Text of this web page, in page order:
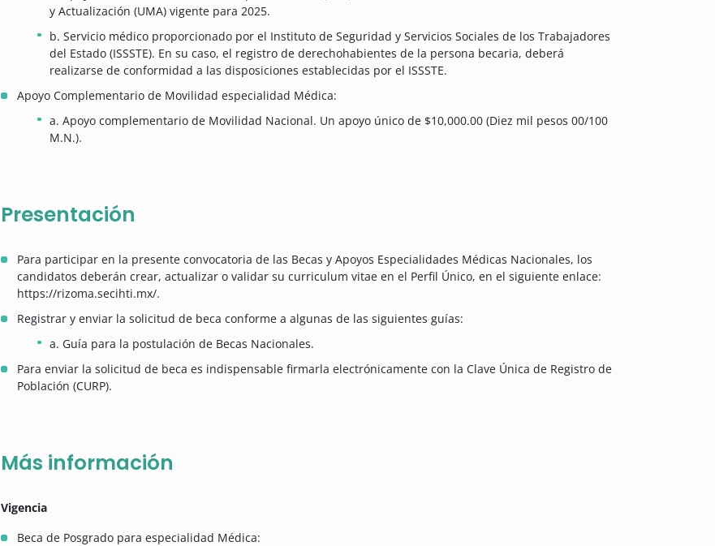
y Actualización (UMA) vigente para 2025.
b. Servicio médico proporcionado por el Instituto de Seguridad y Servicios Sociales de los Trabajadores
del Estado (ISSSTE). En su caso, el registro de derechohabientes de la persona becaria, deberá
realizarse de conformidad a las disposiciones establecidas por el ISSSTE.
Apoyo Complementario de Movilidad especialidad Médica:
a. Apoyo complementario de Movilidad Nacional. Un apoyo único de $10,000.00 (Diez mil pesos 00/100
M.N.).
Presentación
Para participar en la presente convocatoria de las Becas y Apoyos Especialidades Médicas Nacionales, los
candidatos deberán crear, actualizar o validar su curriculum vitae en el Perfil Único, en el siguiente enlace:
https://rizoma.secihti.mx/.
Registrar y enviar la solicitud de beca conforme a algunas de las siguientes guías:
a. Guía para la postulación de Becas Nacionales.
Para enviar la solicitud de beca es indispensable firmarla electrónicamente con la Clave Única de Registro de
Población (CURP).
Más información
Vigencia
Beca de Posgrado para especialidad Médica: